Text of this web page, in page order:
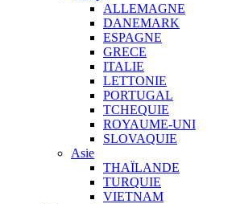
ALLEMAGNE
DANEMARK
ESPAGNE
GRECE
ITALIE
LETTONIE
PORTUGAL
TCHEQUIE
ROYAUME-UNI
SLOVAQUIE
Asie
THAÏLANDE
TURQUIE
VIETNAM